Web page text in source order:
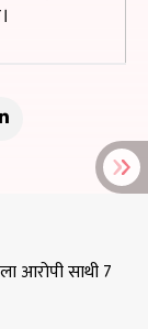
आरोपी साथी 7